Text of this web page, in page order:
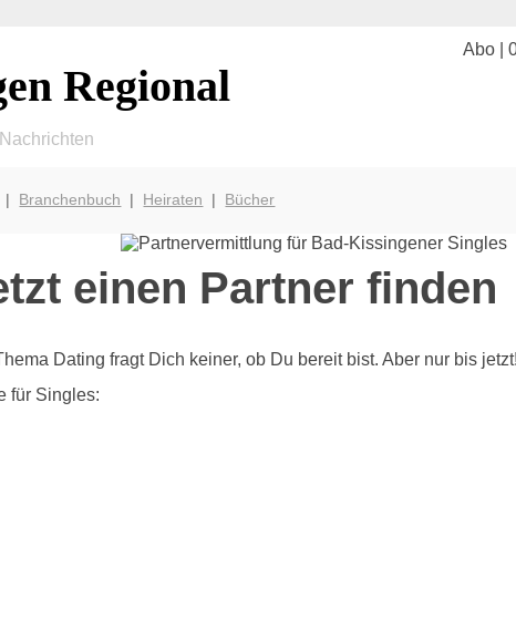
Abo |
Regional
| Branchenbuch | Heiraten | Bücher
einen Partner finden
Dating fragt Dich keiner, ob Du bereit bist. Aber nur bis
für Singles: